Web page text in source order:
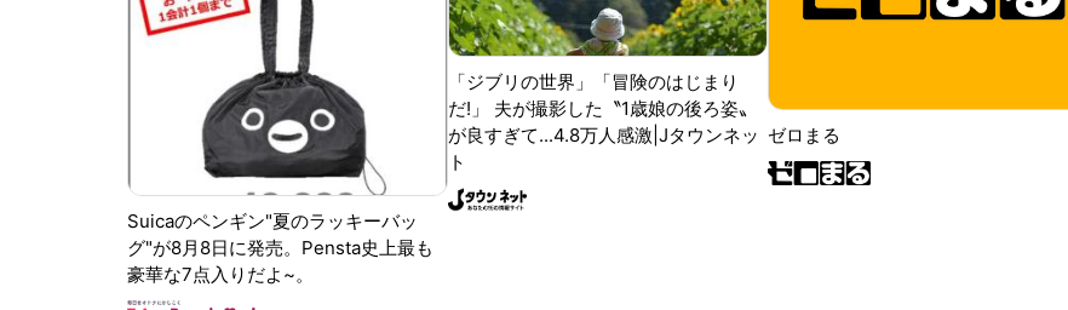
Suicaのペンギン"夏のラッキーバッ
グ"が8月8日に発売。Pensta史上最も
豪華な7点入りだよ~。
「ジブリの世界」「冒険のはじまり
だ!」 夫が撮影した〝1歳娘の後ろ姿〟
が良すぎて...4.8万人感激|Jタウンネッ
ト
ゼロまる